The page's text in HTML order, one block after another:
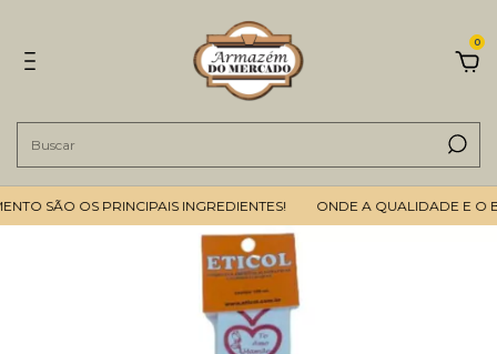
0
SÃO OS PRINCIPAIS INGREDIENTES! ONDE A QUALIDADE E O